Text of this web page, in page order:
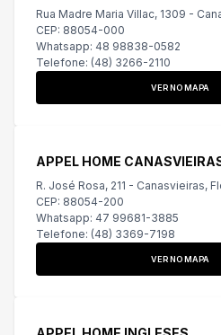
Rua Madre Maria Villac, 1309 -
CEP: 88054-000
Whatsapp: 48 98838-0582
Telefone: (48) 3266-2110
VER NO MAPA
APPEL HOME
R. José Rosa, 211 - Canasvieiras,
CEP: 88054-200
Whatsapp: 47 99681-3885
Telefone: (48) 3369-7198
VER NO MAPA